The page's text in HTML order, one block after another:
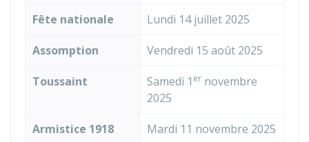
Fête nationale Lundi 14 juillet 2025
Assomption Vendredi 15 août 2025
Toussaint Samedi 1 er novembre
2025
Armistice 1918 Mardi 11 novembre 2025